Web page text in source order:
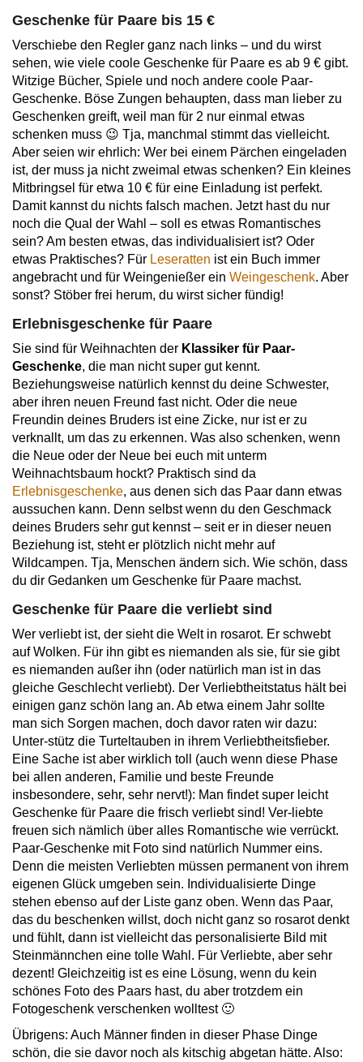
Geschenke für Paare bis 15 €
Verschiebe den Regler ganz nach links – und du wirst
sehen, wie viele coole Geschenke für Paare es ab 9 € gibt.
Witzige Bücher, Spiele und noch andere coole Paar-
Geschenke. Böse Zungen behaupten, dass man lieber zu
Geschenken greift, weil man für 2 nur einmal etwas
schenken muss 😉 Tja, manchmal stimmt das vielleicht.
Aber seien wir ehrlich: Wer bei einem Pärchen eingeladen
ist, der muss ja nicht zweimal etwas schenken? Ein kleines
Mitbringsel für etwa 10 € für eine Einladung ist perfekt.
Damit kannst du nichts falsch machen. Jetzt hast du nur
noch die Qual der Wahl – soll es etwas Romantisches
sein? Am besten etwas, das individualisiert ist? Oder
etwas Praktisches? Für Leseratten ist ein Buch immer
angebracht und für Weingenießer ein Weingeschenk. Aber
sonst? Stöber frei herum, du wirst sicher fündig!
Erlebnisgeschenke für Paare
Sie sind für Weihnachten der Klassiker für Paar-
Geschenke, die man nicht super gut kennt.
Beziehungsweise natürlich kennst du deine Schwester,
aber ihren neuen Freund fast nicht. Oder die neue
Freundin deines Bruders ist eine Zicke, nur ist er zu
verknallt, um das zu erkennen. Was also schenken, wenn
die Neue oder der Neue bei euch mit unterm
Weihnachtsbaum hockt? Praktisch sind da
Erlebnisgeschenke, aus denen sich das Paar dann etwas
aussuchen kann. Denn selbst wenn du den Geschmack
deines Bruders sehr gut kennst – seit er in dieser neuen
Beziehung ist, steht er plötzlich nicht mehr auf
Wildcampen. Tja, Menschen ändern sich. Wie schön, dass
du dir Gedanken um Geschenke für Paare machst.
Geschenke für Paare die verliebt sind
Wer verliebt ist, der sieht die Welt in rosarot. Er schwebt
auf Wolken. Für ihn gibt es niemanden als sie, für sie gibt
es niemanden außer ihn (oder natürlich man ist in das
gleiche Geschlecht verliebt). Der Verliebtheitstatus hält bei
einigen ganz schön lang an. Ab etwa einem Jahr sollte
man sich Sorgen machen, doch davor raten wir dazu:
Unter-stütz die Turteltauben in ihrem Verliebtheitsfieber.
Eine Sache ist aber wirklich toll (auch wenn diese Phase
bei allen anderen, Familie und beste Freunde
insbesondere, sehr, sehr nervt!): Man findet super leicht
Geschenke für Paare die frisch verliebt sind! Ver-liebte
freuen sich nämlich über alles Romantische wie verrückt.
Paar-Geschenke mit Foto sind natürlich Nummer eins.
Denn die meisten Verliebten müssen permanent von ihrem
eigenen Glück umgeben sein. Individualisierte Dinge
stehen ebenso auf der Liste ganz oben. Wenn das Paar,
das du beschenken willst, doch nicht ganz so rosarot denkt
und fühlt, dann ist vielleicht das personalisierte Bild mit
Steinmännchen eine tolle Wahl. Für Verliebte, aber sehr
dezent! Gleichzeitig ist es eine Lösung, wenn du kein
schönes Foto des Paars hast, du aber trotzdem ein
Fotogeschenk verschenken wolltest 🙂
Übrigens: Auch Männer finden in dieser Phase Dinge
schön, die sie davor noch als kitschig abgetan hätte. Also: